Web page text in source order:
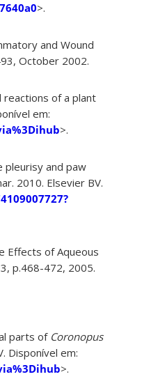
>.
and Wound
October 2002.
reactions of a plant
em:
>.
pleurisy and paw
2010. Elsevier BV.
Effects of Aqueous
p.468-472, 2005.
parts of Coronopus
Disponível em:
>.